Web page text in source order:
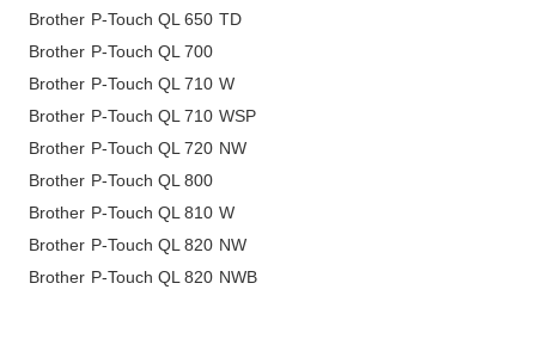
Brother P-Touch QL 650 TD
Brother P-Touch QL 700
Brother P-Touch QL 710 W
Brother P-Touch QL 710 WSP
Brother P-Touch QL 720 NW
Brother P-Touch QL 800
Brother P-Touch QL 810 W
Brother P-Touch QL 820 NW
Brother P-Touch QL 820 NWB